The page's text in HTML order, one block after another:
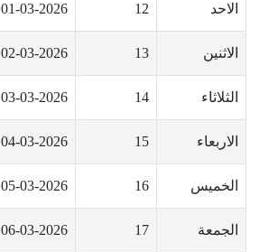
الاحد 12
01-03-2026
الاثنين 13
02-03-2026
الثلاثاء 14
03-03-2026
الاربعاء 15
04-03-2026
الخميس 16
05-03-2026
الجمعة 17
06-03-2026